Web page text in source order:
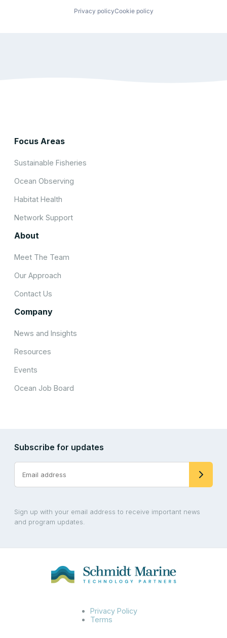
Privacy policyCookie policy
Focus Areas
Sustainable Fisheries
Ocean Observing
Habitat Health
Network Support
About
Meet The Team
Our Approach
Contact Us
Company
News and Insights
Resources
Events
Ocean Job Board
Subscribe for updates
Sign up with your email address to receive important news
and program updates.
Privacy Policy
Terms